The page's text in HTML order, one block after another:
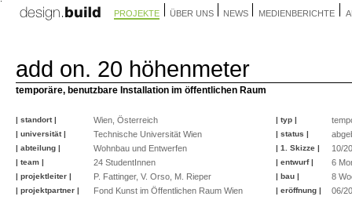
PROJEKTE ÜBER UNS NEWS MEDIENBERICHTE
add on. 20 höhenmeter
temporäre, benutzbare Installation im öffentlichen Raum
| standort | Wien, Österreich | typ |
| universität | Technische Universität Wien | status |
| abteilung | Wohnbau und Entwerfen | 1. Skizze | 10/
| team | 24 StudentInnen | entwurf | 6
| projektleiter | P. Fattinger, V. Orso, M. Rieper | bau | 8
| projektpartner | Fond Kunst im Öffentlichen Raum Wien | eröffnung | 06/